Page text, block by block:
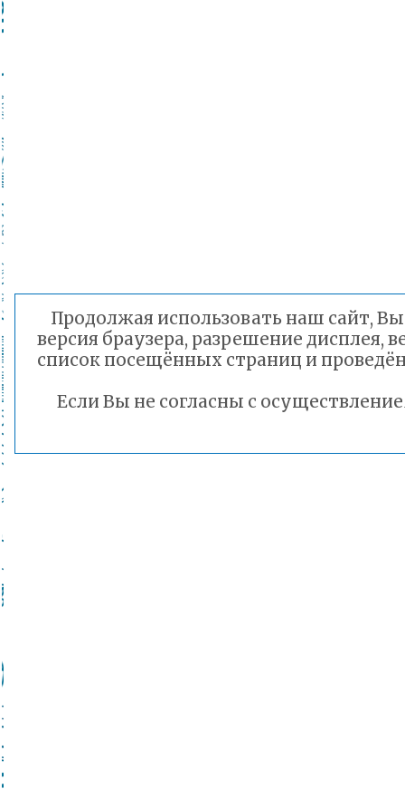
Продолжая использовать наш сайт,
версия браузера, разрешение
список посещённых страниц и
Если Вы не согласны с